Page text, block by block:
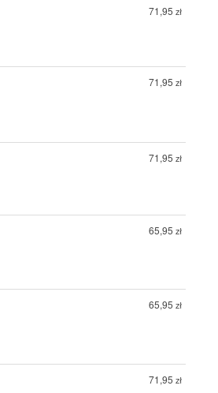
71,95 zł
71,95 zł
71,95 zł
65,95 zł
65,95 zł
71,95 zł